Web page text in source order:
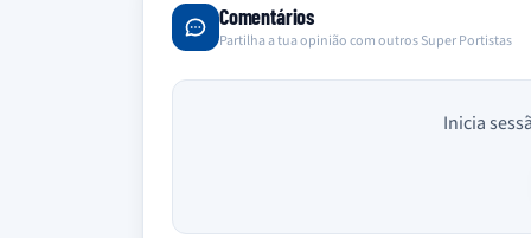
Comentários
Partilha a tua opinião com outros Super Portistas
Inicia